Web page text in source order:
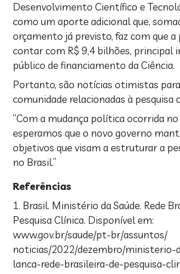
Desenvolvimento Científico e
como um aporte adicional que,
orçamento já previsto, faz com que a
contar com R$ 9,4 bilhões, principal
público de financiamento da Ciência.
Portanto, são notícias otimistas
comunidade relacionadas à pesquisa
“Com a mudança política ocorrida no
esperamos que o novo governo
objetivos que visam a estruturar a
no Brasil.”
Referências
1. Brasil. Ministério da Saúde. Rede
Pesquisa Clínica. Disponível em:
www.gov.br/saude/pt-br/assuntos/
noticias/2022/dezembro/ministerio-
lanca-rede-brasileira-de-pesquisa-